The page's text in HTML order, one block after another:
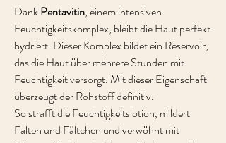
DankPentavitin, einem intensiven
Feuchtigkeitskomplex, bleibt die Haut perfekt
hydriert. Dieser Komplex bildet ein Reservoir,
das die Haut über mehrere Stunden mit
Feuchtigkeit versorgt. Mit dieser Eigenschaft
überzeugt der Rohstoff definitiv.
So strafft die Feuchtigkeitslotion, mildert
Falten und Fältchen und verwöhnt mit